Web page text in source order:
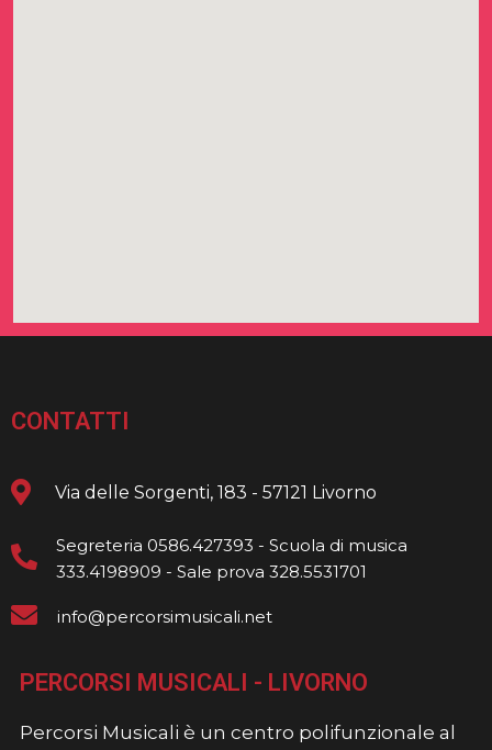
CONTATTI
Via delle Sorgenti, 183 - 57121 Livorno
Segreteria 0586.427393 - Scuola di musica
333.4198909 - Sale prova 328.5531701
info@percorsimusicali.net
PERCORSI MUSICALI - LIVORNO
Percorsi Musicali è un centro polifunzionale al